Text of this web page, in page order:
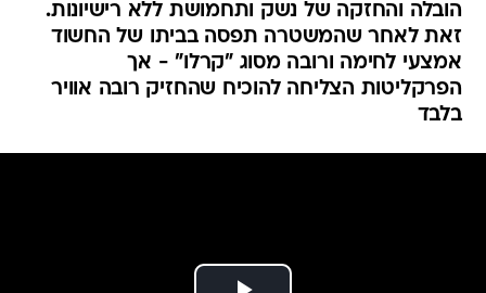
הובלה והחזקה של נשק ותחמושת ללא רישיונות.
זאת לאחר שהמשטרה תפסה בביתו של החשוד
אמצעי לחימה ורובה מסוג "קרלו" - אך
הפרקליטות הצליחה להוכיח שהחזיק רובה אוויר
בלבד